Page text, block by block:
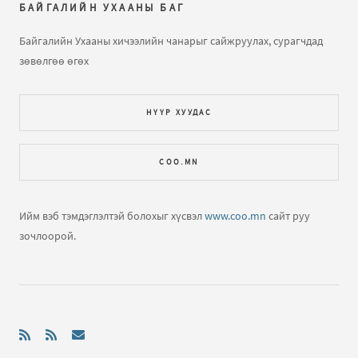
Далайн татралт түрэлт Зочин:
ч харагдахгүй байна
Газарзүйн хичээл "Газарзүйн зургийн тусгаг,
бичлэгт Зочин:Bi hicheelee hiih gsn
yma tgd ta nda gajiltiin tuhai tailbar oruuld ogooch
ЕШ-ФИЗИК 2009 В2 хувилбар хариутайгаабичлэгт
Нар хиртэлт гэж юу юм бол?
БАЙГАЛИЙН УХААНЫ БАГ
Байгалийн Ухааны хичээлийн чанарыг сайжруулах, сурагчдад
зөвөлгөө өгөх
НҮҮР ХУУДАС
COO.MN
Ийм вэб тэмдэглэлтэй болохыг хүсвэлwww.coo.mn сайт руу
зочлоорой.